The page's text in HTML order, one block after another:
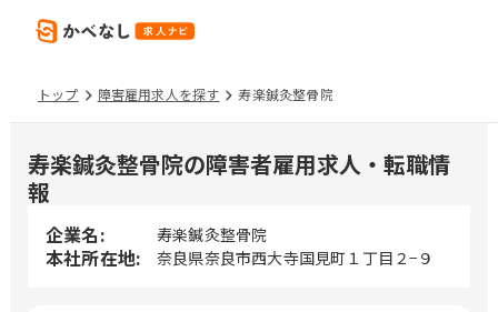
トップ 障害雇用求人を探す 寿楽鍼灸整骨院
寿楽鍼灸整骨院の障害者雇用求人・転職情
報
企業名: 寿楽鍼灸整骨院
本社所在地: 奈良県奈良市西大寺国見町１丁目２−９